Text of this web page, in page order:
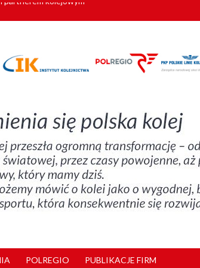
ELF-ów wyjedzie na tory w 2029 roku
partnerem kolejowym
POLREGIO PUBLIKACJE FIRM